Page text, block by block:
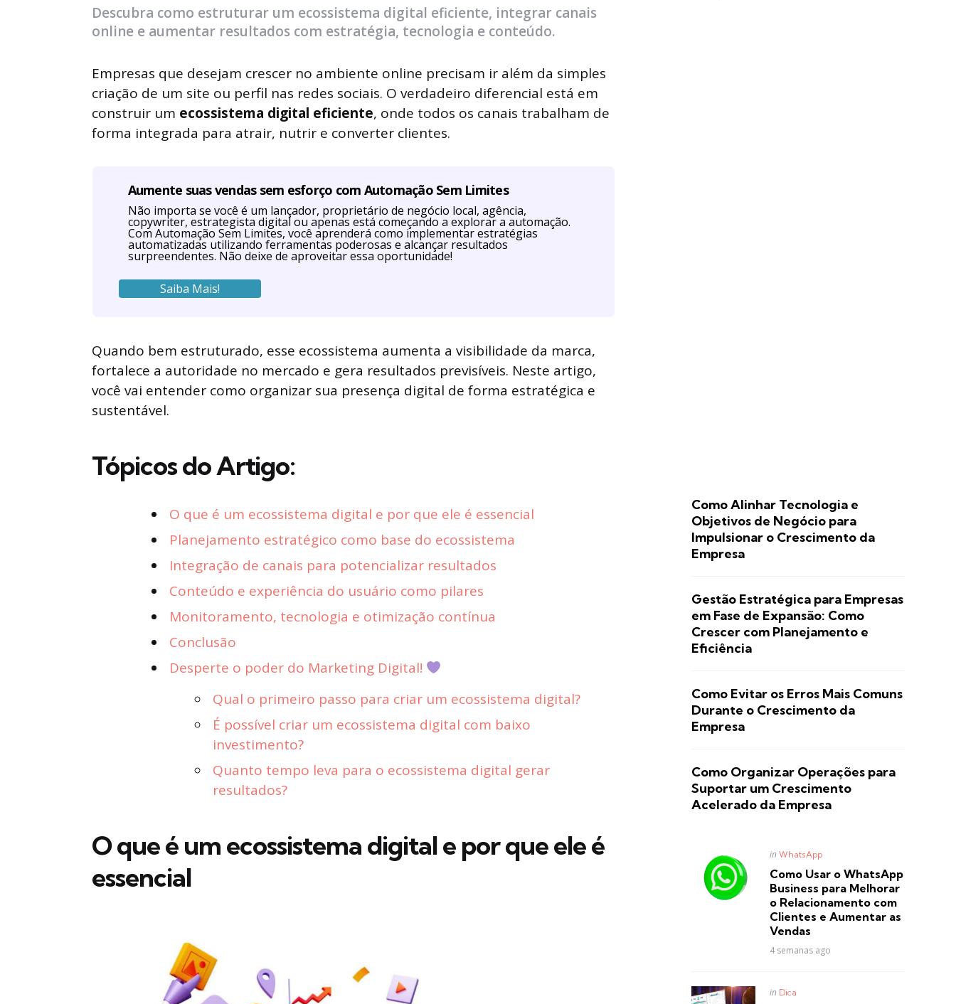
Descubra como estruturar um ecossistema digital eficiente, integrar canais
online e aumentar resultados com estratégia, tecnologia e conteúdo.
Empresas que desejam crescer no ambiente online precisam ir além da simples
criação de um site ou perfil nas redes sociais. O verdadeiro diferencial está em
construir um ecossistema digital eficiente, onde todos os canais trabalham de
forma integrada para atrair, nutrir e converter clientes.
Aumente suas vendas sem esforço com Automação Sem Limites
Não importa se você é um lançador, proprietário de negócio local, agência,
copywriter, estrategista digital ou apenas está começando a explorar a automação.
Com Automação Sem Limites, você aprenderá como implementar estratégias
automatizadas utilizando ferramentas poderosas e alcançar resultados
surpreendentes. Não deixe de aproveitar essa oportunidade!
Saiba Mais!
Quando bem estruturado, esse ecossistema aumenta a visibilidade da marca,
fortalece a autoridade no mercado e gera resultados previsíveis. Neste artigo,
você vai entender como organizar sua presença digital de forma estratégica e
sustentável.
Tópicos do Artigo:
O que é um ecossistema digital e por que ele é essencial
Planejamento estratégico como base do ecossistema
Integração de canais para potencializar resultados
Conteúdo e experiência do usuário como pilares
Monitoramento, tecnologia e otimização contínua
Conclusão
Desperte o poder do Marketing Digital!
Qual o primeiro passo para criar um ecossistema digital?
É possível criar um ecossistema digital com baixo
investimento?
Quanto tempo leva para o ecossistema digital gerar
resultados?
O que é um ecossistema digital e por que ele é
essencial
Como Alinhar Tecnologia e
Objetivos de Negócio para
Impulsionar o Crescimento da
Empresa
Gestão Estratégica para Empresas
em Fase de Expansão: Como
Crescer com Planejamento e
Eficiência
Como Evitar os Erros Mais Comuns
Durante o Crescimento da
Empresa
Como Organizar Operações para
Suportar um Crescimento
Acelerado da Empresa
Posted
in WhatsApp
Como Usar o WhatsApp
Business para Melhorar
o Relacionamento com
Clientes e Aumentar as
Vendas
4 semanas ago
Posted
in Dica